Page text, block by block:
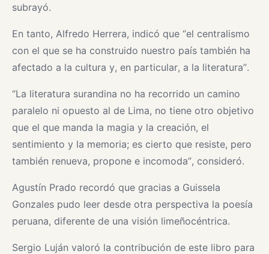
subrayó.
En tanto, Alfredo Herrera, indicó que “el centralismo
con el que se ha construido nuestro país también ha
afectado a la cultura y, en particular, a la literatura”.
“La literatura surandina no ha recorrido un camino
paralelo ni opuesto al de Lima, no tiene otro objetivo
que el que manda la magia y la creación, el
sentimiento y la memoria; es cierto que resiste, pero
también renueva, propone e incomoda”, consideró.
Agustín Prado recordó que gracias a Guissela
Gonzales pudo leer desde otra perspectiva la poesía
peruana, diferente de una visión limeñocéntrica.
Sergio Luján valoró la contribución de este libro para